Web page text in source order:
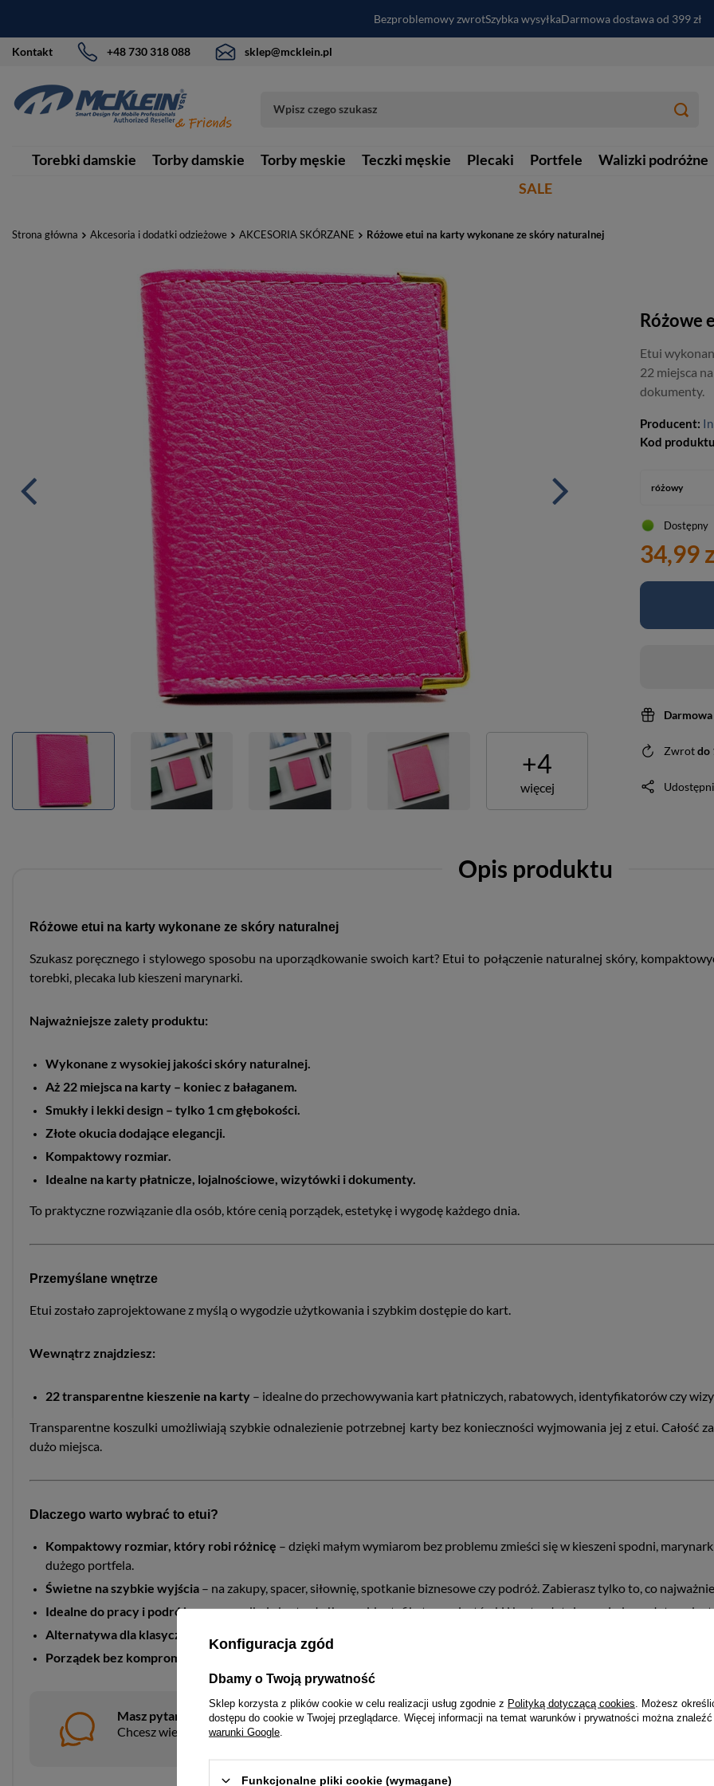
Bezproblemowy zwrotSzybka wysyłkaDarmowa dostawa od 399 zł
Kontakt +48 730 318 088 sklep@mcklein.pl
Torebki damskie Torby damskie Torby męskie Teczki męskie Plecaki Portfele Walizki podróżne
SALE
Strona główna Akcesoria i dodatki odzieżowe AKCESORIA SKÓRZANE Różowe etui na karty wykonane ze skóry naturalnej
+4
więcej
Różowe
Etui
22 miejsca
dokumenty.
Producent:
Kod
różowy
Dostępny
34,99
Zwrotdo
Opis produktu
Różowe etui na karty wykonane ze skóry naturalnej
Szukasz poręcznego i stylowego sposobu na uporządkowanie swoich kart? Etui to połączenie naturalnej skóry,
torebki, plecaka lub kieszeni marynarki.
Najważniejsze zalety produktu:
Wykonane z wysokiej jakości skóry naturalnej.
Aż 22 miejsca na karty – koniec z bałaganem.
Smukły i lekki design – tylko 1 cm głębokości.
Złote okucia dodające elegancji.
Kompaktowy rozmiar.
Idealne na karty płatnicze, lojalnościowe, wizytówki i dokumenty.
To praktyczne rozwiązanie dla osób, które cenią porządek, estetykę i wygodę każdego dnia.
Przemyślane wnętrze
Etui zostało zaprojektowane z myślą o wygodzie użytkowania i szybkim dostępie do kart.
Wewnątrz znajdziesz:
22 transparentne kieszenie na karty – idealne do przechowywania kart płatniczych, rabatowych, identyfikatorów czy
Transparentne koszulki umożliwiają szybkie odnalezienie potrzebnej karty bez konieczności wyjmowania jej z etui. Całość
dużo miejsca.
Dlaczego warto wybrać to etui?
Kompaktowy rozmiar, który robi różnicę – dzięki małym wymiarom bez problemu zmieści się w kieszeni spodni,
dużego portfela.
Świetne na szybkie wyjścia – na zakupy, spacer, siłownię, spotkanie biznesowe czy podróż. Zabierasz tylko to, co
Idealne do pracy i podróży– uporządkuje karty służbowe, identyfikatory, wizytówki i karty płatnicze w jednym, łatwo
Alternatywa dla klasycznego portfela
– cienka konstrukcja (tylko 1 cm głębokości) sprawia, że etui nie wypycha kieszeni
Porządek bez kompromisów
– aż 22 miejsca na karty pozwalają mieć wszystko pod ręką, bez bałaganu i zbędnej objętości.
Masz pytania?
Chcesz wiedzieć więcej na temat tego produku?
Konfiguracja zgód
Dbamy o Twoją prywatność
Sklep korzysta z plików cookie w celu realizacji usług zgodnie z Polityką dotyczącą cookies . Możesz
dostępu do cookie w Twojej przeglądarce. Więcej informacji na temat warunków i prywatności można
warunki Google
Funkcjonalne pliki cookie (wymagane)